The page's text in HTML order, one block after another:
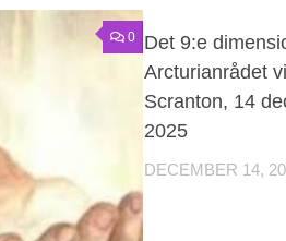
0
Det 9:e
Arcturianrådet
Scranton, 14
2025
DECEMBER 14,